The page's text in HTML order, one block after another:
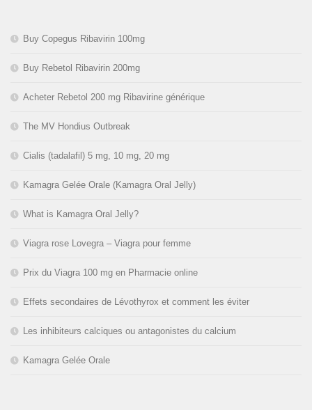
Buy Copegus Ribavirin 100mg
Buy Rebetol Ribavirin 200mg
Acheter Rebetol 200 mg Ribavirine générique
The MV Hondius Outbreak
Cialis (tadalafil) 5 mg, 10 mg, 20 mg
Kamagra Gelée Orale (Kamagra Oral Jelly)
What is Kamagra Oral Jelly?
Viagra rose Lovegra – Viagra pour femme
Prix du Viagra 100 mg en Pharmacie online
Effets secondaires de Lévothyrox et comment les éviter
Les inhibiteurs calciques ou antagonistes du calcium
Kamagra Gelée Orale